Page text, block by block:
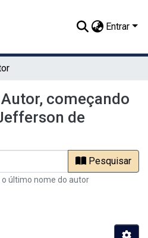
Entrar
começando
de
Pesquisar
último nome do autor